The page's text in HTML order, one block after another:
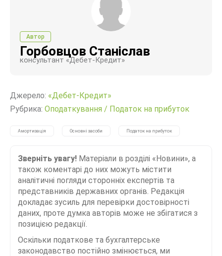
Автор
Горбовцов Станіслав
консультант «Дебет-Кредит»
Джерело: «Дебет-Кредит»
Рубрика: Оподаткування / Податок на прибуток
Амортизація Основні засоби Податок на прибуток
Зверніть увагу! Матеріали в розділі «Новини», а
також коментарі до них можуть містити
аналітичні погляди сторонніх експертів та
представників державних органів. Редакція
докладає зусиль для перевірки достовірності
даних, проте думка авторів може не збігатися з
позицією редакції.
Оскільки податкове та бухгалтерське
законодавство постійно змінюється, ми